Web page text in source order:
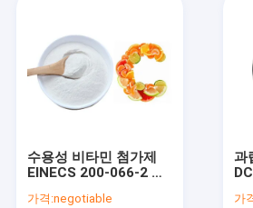
수용성 비타민 첨가제
EINECS 200-066-2 코
가격:negotiable
과
가